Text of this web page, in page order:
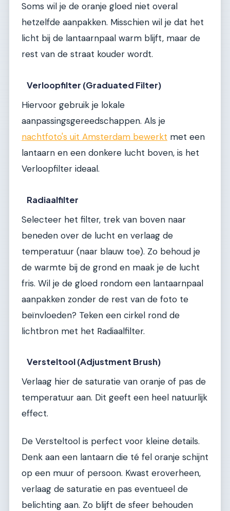
Soms wil je de oranje gloed niet overal
hetzelfde aanpakken. Misschien wil je dat het
licht bij de lantaarnpaal warm blijft, maar de
rest van de straat kouder wordt.
Verloopfilter (Graduated Filter)
Hiervoor gebruik je lokale
aanpassingsgereedschappen. Als je
nachtfoto's uit Amsterdam bewerkt met een
lantaarn en een donkere lucht boven, is het
Verloopfilter ideaal.
Radiaalfilter
Selecteer het filter, trek van boven naar
beneden over de lucht en verlaag de
temperatuur (naar blauw toe). Zo behoud je
de warmte bij de grond en maak je de lucht
fris. Wil je de gloed rondom een lantaarnpaal
aanpakken zonder de rest van de foto te
beïnvloeden? Teken een cirkel rond de
lichtbron met het Radiaalfilter.
Versteltool (Adjustment Brush)
Verlaag hier de saturatie van oranje of pas de
temperatuur aan. Dit geeft een heel natuurlijk
effect.
De Versteltool is perfect voor kleine details.
Denk aan een lantaarn die té fel oranje schijnt
op een muur of persoon. Kwast eroverheen,
verlaag de saturatie en pas eventueel de
belichting aan. Zo blijft de sfeer behouden